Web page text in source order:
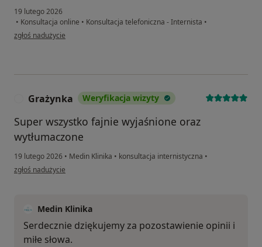
19 lutego 2026
• Konsultacja online • Konsultacja telefoniczna - Internista •
w opinii użytkownika Artur
zgłoś nadużycie
Grażynka Weryfikacja wizyty
Super wszystko fajnie wyjaśnione oraz
wytłumaczone
19 lutego 2026 • Medin Klinika • konsultacja internistyczna •
w opinii użytkownika Grażynka
zgłoś nadużycie
Medin Klinika
Serdecznie dziękujemy za pozostawienie opinii i
miłe słowa.